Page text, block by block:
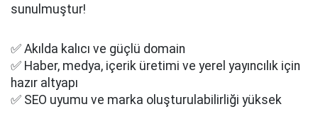
sunulmuştur!
✅ Akılda kalıcı ve güçlü domain
✅ Haber, medya, içerik üretimi ve yerel yayıncılık için
hazır altyapı
✅ SEO uyumu ve marka oluşturulabilirliği yüksek